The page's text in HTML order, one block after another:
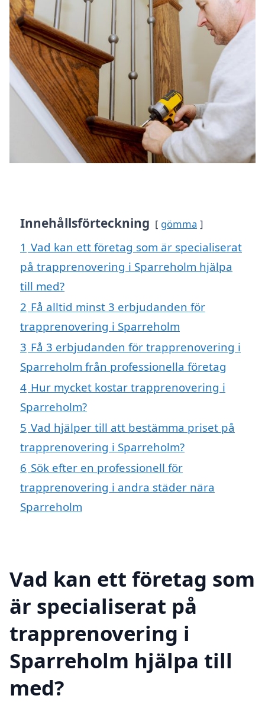
Innehållsförteckning gömma
1 Vad kan ett företag som är specialiserat
på trapprenovering i Sparreholm hjälpa
till med?
2 Få alltid minst 3 erbjudanden för
trapprenovering i Sparreholm
3 Få 3 erbjudanden för trapprenovering i
Sparreholm från professionella företag
4 Hur mycket kostar trapprenovering i
Sparreholm?
5 Vad hjälper till att bestämma priset på
trapprenovering i Sparreholm?
6 Sök efter en professionell för
trapprenovering i andra städer nära
Sparreholm
Vad kan ett företag som
är specialiserat på
trapprenovering i
Sparreholm hjälpa till
med?